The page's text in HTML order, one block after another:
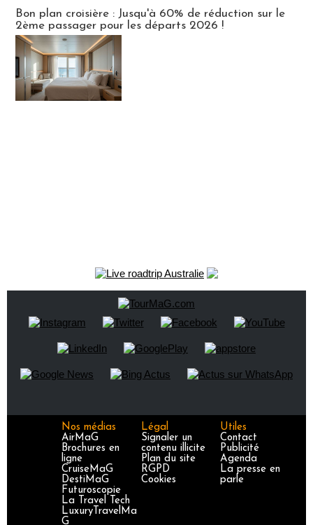
Bon plan croisière : Jusqu'à 60% de réduction sur le
2ème passager pour les départs 2026 !
Nos médias
AirMaG
Brochures en
ligne
CruiseMaG
DestiMaG
Futuroscopie
La Travel Tech
LuxuryTravelMa
G
Légal
Signaler un
contenu illicite
Plan du site
RGPD
Cookies
Utiles
Contact
Publicité
Agenda
La presse en
parle